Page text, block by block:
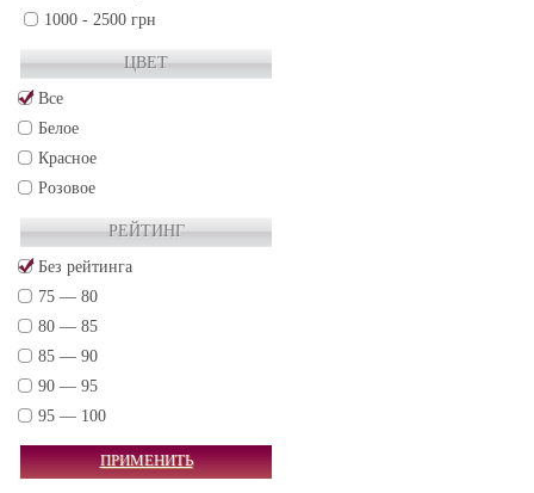
1000 - 2500 грн
250 - 500 грн
50 - 250 грн
ЦВЕТ
Все
Белое
Красное
Розовое
РЕЙТИНГ
Без рейтинга
75 — 80
80 — 85
85 — 90
90 — 95
95 — 100
ПРИМЕНИТЬ